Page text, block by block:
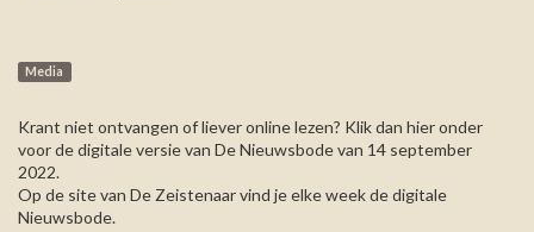
Media
Krant niet ontvangen of liever online lezen? Klik dan hier onder
voor de digitale versie van De Nieuwsbode van 14 september
2022.
Op de site van De Zeistenaar vind je elke week de digitale
Nieuwsbode.